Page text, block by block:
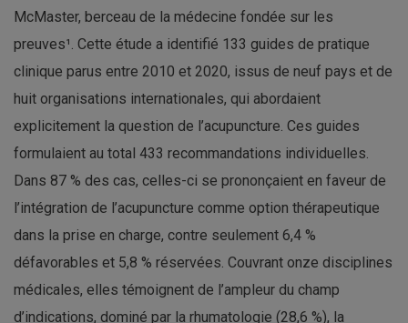
McMaster, berceau de la médecine fondée sur les
preuves¹. Cette étude a identifié 133 guides de pratique
clinique parus entre 2010 et 2020, issus de neuf pays et de
huit organisations internationales, qui abordaient
explicitement la question de l’acupuncture. Ces guides
formulaient au total 433 recommandations individuelles.
Dans 87 % des cas, celles-ci se prononçaient en faveur de
l’intégration de l’acupuncture comme option thérapeutique
dans la prise en charge, contre seulement 6,4 %
défavorables et 5,8 % réservées. Couvrant onze disciplines
médicales, elles témoignent de l’ampleur du champ
d’indications, dominé par la rhumatologie (28,6 %), la